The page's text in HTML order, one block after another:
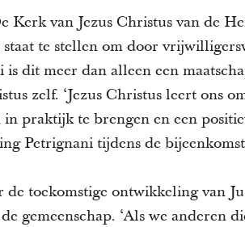
Kerk van Jezus Christus van de
te stellen om door
dit meer dan alleen een
zelf. ‘Jezus Christus leert ons
praktijk te brengen en een
Petrignani tijdens de
toekomstige ontwikkeling van
gemeenschap. ‘Als we anderen